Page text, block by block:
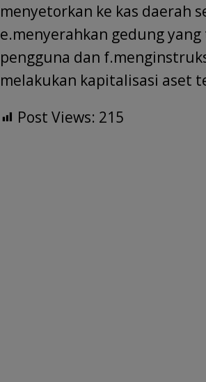
menyetorkan ke kas daerah
e.menyerahkan gedung
pengguna dan
melakukan kapitalisasi aset
Post Views: 215